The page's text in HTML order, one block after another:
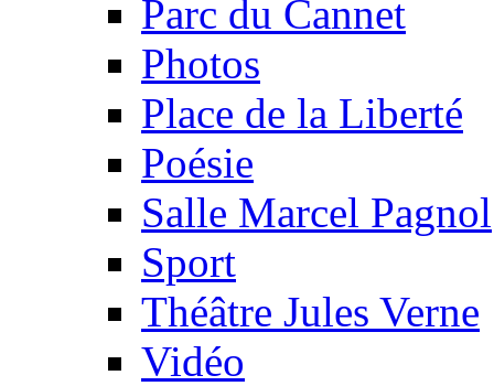
Parc du Cannet
Photos
Place de la Liberté
Poésie
Salle Marcel Pagnol
Sport
Théâtre Jules Verne
Vidéo